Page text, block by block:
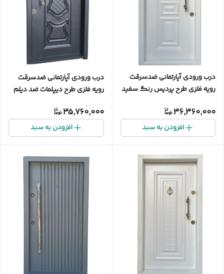
درب ورودی آپارتمانی ضدسرقت
رویه فلزی طرح پردیس رنگ سفید
36,360,000
افزودن به سبد
درب ورودی آپارتمانی ضدسرقت
رویه فلزی طرح دیپلمات ضد دیلم
35,760,000
افزودن به سبد